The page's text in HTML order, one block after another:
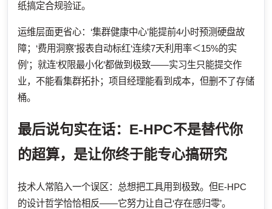
纸搞定合规验证。
运维层面更省心：‘集群健康中心’能提前4小时预测硬盘故
障；‘费用洞察’报表自动标红‘连续7天利用率＜15%的实
例’；就连‘权限最小化’都做到极致——实习生只能提交作
业，不能看集群拓扑；项目经理能看到成本，但删不了存储
桶。
最后说句实在话：E-HPC不是替代你
的超算，是让你终于能专心搞研究
技术人常陷入一个误区：总想把工具用到极致。但E-HPC
的设计哲学恰恰相反——它努力让自己‘存在感归零’。